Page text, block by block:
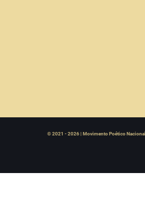
© 2021 - 2026 | Movimento Poético Nacional